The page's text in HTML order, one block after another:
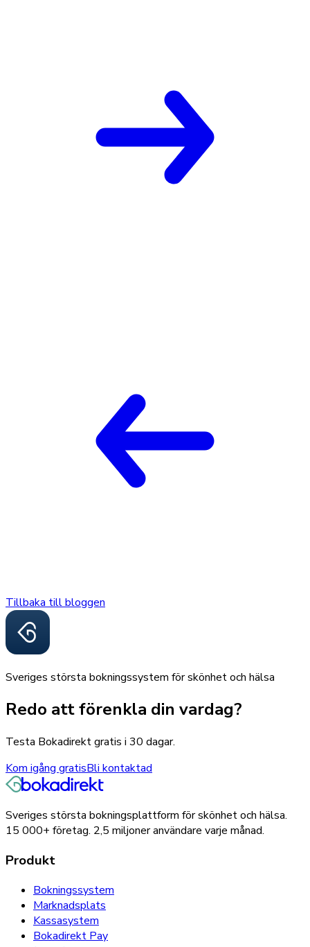
Tillbaka till bloggen
Sveriges största bokningssystem för skönhet och hälsa
Redo att förenkla din vardag?
Testa Bokadirekt gratis i 30 dagar.
Kom igång gratisBli kontaktad
Sveriges största bokningsplattform för skönhet och hälsa.
15 000+ företag. 2,5 miljoneranvändare varje månad.
Produkt
Bokningssystem
Marknadsplats
Kassasystem
Bokadirekt Pay